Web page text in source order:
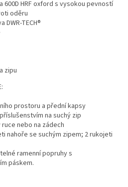
600D HRF oxford s vysokou pevností
oděru
DWR-TECH®
zipu
prostoru a přední kapsy
na suchý zip
nebo na zádech
nahoře se suchým zipem; 2 rukojeti
ramenní popruhy s
páskem.